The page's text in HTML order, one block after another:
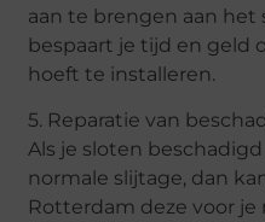
aan te brengen aan het
bespaart je tijd en geld
hoeft te installeren.
5. Reparatie van
Als je sloten
normale slijtage, dan
Rotterdam deze voor je